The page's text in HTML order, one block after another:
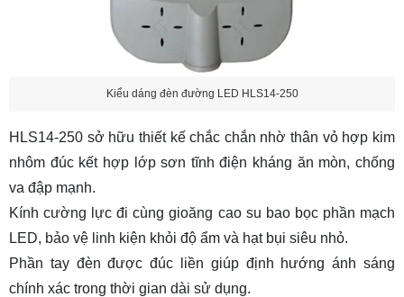
Kiểu dáng đèn đường LED HLS14-250
HLS14-250 sở hữu thiết kế chắc chắn nhờ thân vỏ hợp kim
nhôm đúc kết hợp lớp sơn tĩnh điện kháng ăn mòn, chống
va đập mạnh.
Kính cường lực đi cùng gioăng cao su bao bọc phần mạch
LED, bảo vệ linh kiện khỏi độ ẩm và hạt bụi siêu nhỏ.
Phần tay đèn được đúc liền giúp định hướng ánh sáng
chính xác trong thời gian dài sử dụng.